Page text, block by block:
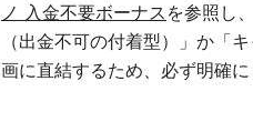
ノ 入金不要ボーナス を参照し
（出金不可の付着型）」か「
画に直結するため、必ず明確に